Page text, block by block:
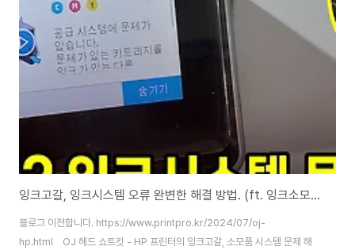
잉크고갈, 잉크시스템 오류 완변한 해결 방법. (ft. 잉크소모품 시스템 문제)
블로그 이전합니다. https://www.printpro.kr/2024/07/oj-
hp.html OJ 헤드 쇼트킷 - HP 프린터의 잉크고갈, 소모품 시스템 문제 해